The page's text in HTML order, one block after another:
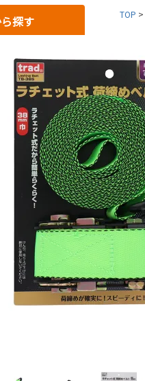
探す TOP